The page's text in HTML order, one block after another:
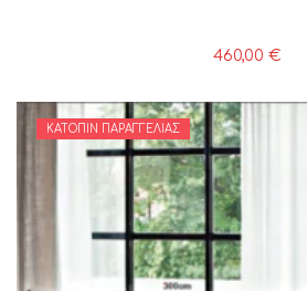
460,00 €
ΚΑΤΌΠΙΝ ΠΑΡΑΓΓΕΛΊΑΣ